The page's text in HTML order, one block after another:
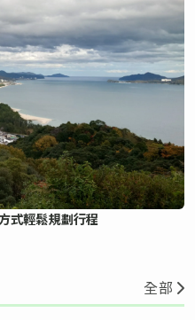
式輕鬆規劃行程
全部